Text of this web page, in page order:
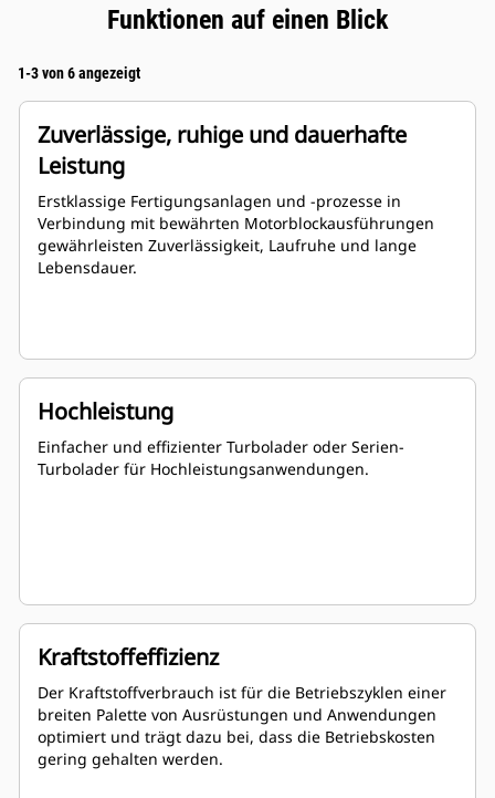
Funktionen auf einen Blick
1-3 von 6 angezeigt
Zuverlässige, ruhige und dauerhafte
Leistung
Erstklassige Fertigungsanlagen und -prozesse in
Verbindung mit bewährten Motorblockausführungen
gewährleisten Zuverlässigkeit, Laufruhe und lange
Lebensdauer.
Hochleistung
Einfacher und effizienter Turbolader oder Serien-
Turbolader für Hochleistungsanwendungen.
Kraftstoffeffizienz
Der Kraftstoffverbrauch ist für die Betriebszyklen einer
breiten Palette von Ausrüstungen und Anwendungen
optimiert und trägt dazu bei, dass die Betriebskosten
gering gehalten werden.